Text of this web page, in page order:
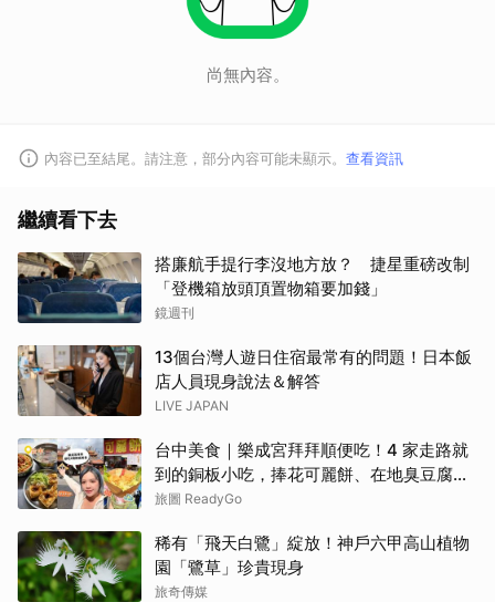
尚無內容。
內容已至結尾。請注意，部分內容可能未顯示。 查看資訊
繼續看下去
搭廉航手提行李沒地方放？ 捷星重磅改制
「登機箱放頭頂置物箱要加錢」
鏡週刊
13個台灣人遊日住宿最常有的問題！日本飯
店人員現身說法＆解答
LIVE JAPAN
台中美食｜樂成宮拜拜順便吃！4 家走路就
到的銅板小吃，捧花可麗餅、在地臭豆腐、
烤甜甜圈一次收
旅圖 ReadyGo
稀有「飛天白鷺」綻放！神戶六甲高山植物
園「鷺草」珍貴現身
旅奇傳媒